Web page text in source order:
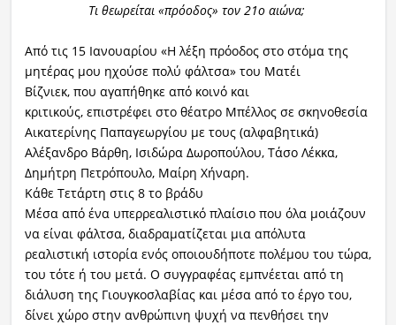
Τι θεωρείται «πρόοδος» τον 21ο αιώνα;
Από τις 15 Ιανουαρίου «Η λέξη πρόοδος στο στόμα της
μητέρας μου ηχούσε πολύ φάλτσα» του Ματέι
Βίζνιεκ, που αγαπήθηκε από κοινό και
κριτικούς, επιστρέφει στο θέατρο Μπέλλος σε σκηνοθεσία
Αικατερίνης Παπαγεωργίου με τους (αλφαβητικά)
Αλέξανδρο Βάρθη, Ισιδώρα Δωροπούλου, Τάσο Λέκκα,
Δημήτρη Πετρόπουλο, Μαίρη Χήναρη.
Κάθε Τετάρτη στις 8 το βράδυ
Μέσα από ένα υπερρεαλιστικό πλαίσιο που όλα μοιάζουν
να είναι φάλτσα, διαδραματίζεται μια απόλυτα
ρεαλιστική ιστορία ενός οποιουδήποτε πολέμου του τώρα,
του τότε ή του μετά. Ο συγγραφέας εμπνέεται από τη
διάλυση της Γιουγκοσλαβίας και μέσα από το έργο του,
δίνει χώρο στην ανθρώπινη ψυχή να πενθήσει την